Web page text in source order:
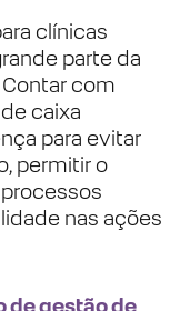
clínicas
parte da
com
caixa
para evitar
permitir o
nas ações
de gestão de